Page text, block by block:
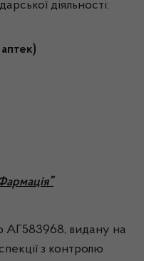
діяльності:
АГ583968, видану на
з контролю